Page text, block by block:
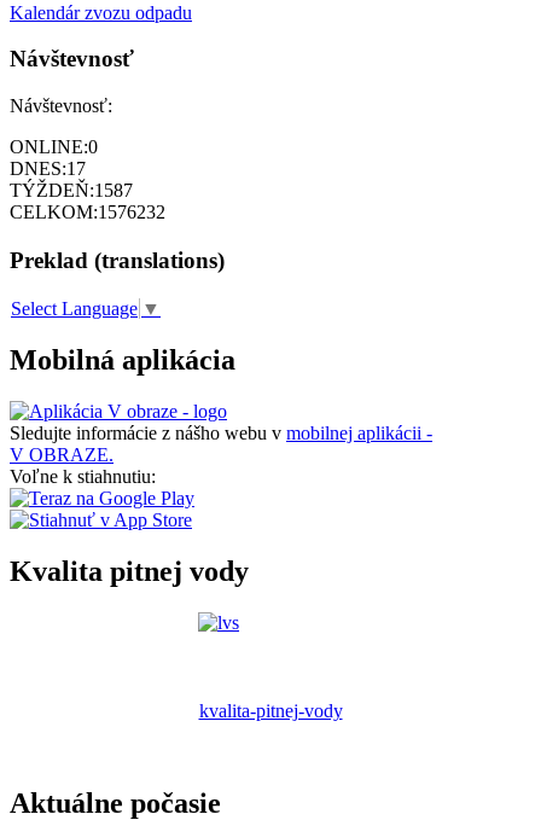
Kalendár zvozu odpadu
Návštevnosť
Návštevnosť:
ONLINE:0
DNES:17
TÝŽDEŇ:1587
CELKOM:1576232
Preklad (translations)
Select Language ▼
Mobilná aplikácia
Sledujte informácie z nášho webu v mobilnej aplikácii -
V OBRAZE.
Voľne k stiahnutiu:
Kvalita pitnej vody
kvalita-pitnej-vody
Aktuálne počasie